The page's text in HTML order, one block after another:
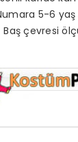
5-6 yaş
Baş çevresi